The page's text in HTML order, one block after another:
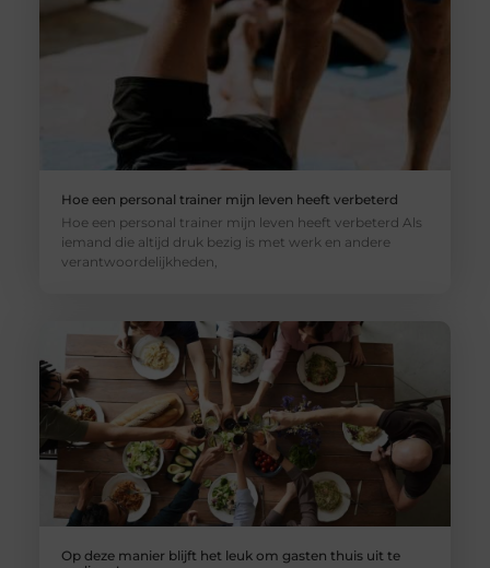
Hoe een personal trainer mijn leven heeft verbeterd
Hoe een personal trainer mijn leven heeft verbeterd Als
iemand die altijd druk bezig is met werk en andere
verantwoordelijkheden,
Op deze manier blijft het leuk om gasten thuis uit te